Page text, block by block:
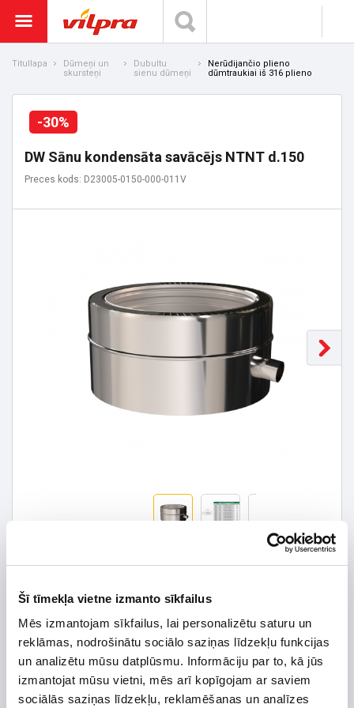
Šī tīmekļa vietne izmanto sīkfailus
Mēs izmantojam sīkfailus, lai personalizētu saturu un
reklāmas, nodrošinātu sociālo saziņas līdzekļu funkcijas
un analizētu mūsu datplūsmu. Informāciju par to, kā jūs
izmantojat mūsu vietni, mēs arī kopīgojam ar saviem
sociālās saziņas līdzekļu, reklamēšanas un analīzes
Titullapa
Dūmeņi un
skursteņi
Dubultu
sienu dūmeņi
Nerūdijančio plieno
dūmtraukiai iš 316 plieno
-30%
DW Sānu kondensāta savācējs NTNT d.150
Preces kods: D23005-0150-000-011V
37,08 € *